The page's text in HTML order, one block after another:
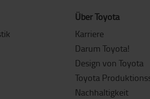
Über Toyota
Karriere
Darum Toyota!
Design von Toyota
Toyota
Nachhaltigkeit